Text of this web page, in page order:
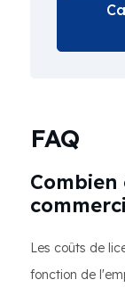
FAQ
Combien
Les coûts de
fonction de